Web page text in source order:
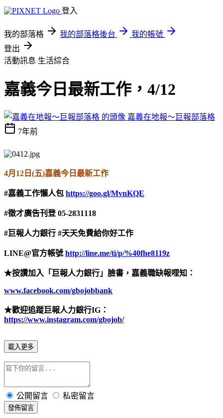
登入
我的部落格 我的部落格後台
我的帳號
登出
活動訊息 生活綜合
嘉義今日最新工作，4/12
嘉義在地報～巨報部落格
7年前
4月 12 日 (五)嘉義今日最新工作
#嘉義工作懶人包 https://goo.gl/MvnKQE
#徵才廣告刊登05-2831118
#巨報人力銀行 #天天免費給你好工作
LINE@官方帳號 http://line.me/ti/p/%40fhe8119z
★按讚加入「巨報人力銀行」臉書，嘉義職缺報哩知：
www.facebook.com/gbojobbank
★歡迎追蹤巨報人力銀行IG ：
https://www.instagram.com/gbojob/
載入更多
公開留言 私密留言
發佈留言